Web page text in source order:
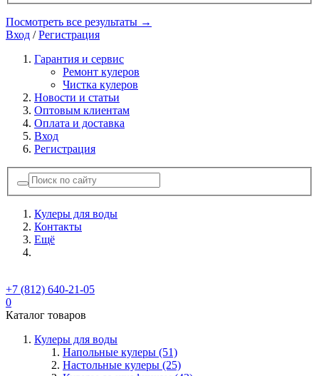
Посмотреть все результаты →
Вход /Регистрация
Гарантия и сервис
Ремонт кулеров
Чистка кулеров
Новости и статьи
Оптовым клиентам
Оплата и доставка
Вход
Регистрация
Кулеры для воды
Контакты
Ещё
+7 (812) 640-21-05
0
Каталог товаров
Кулеры для воды
Напольные кулеры (51)
Настольные кулеры (25)